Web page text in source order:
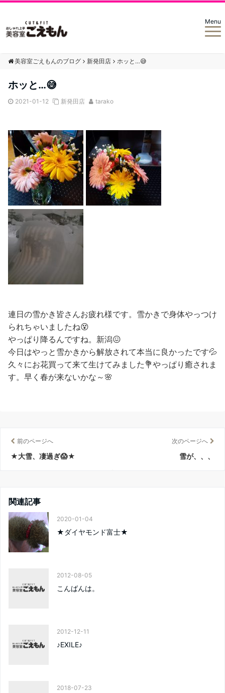
Menu
美容室ごえもんのブログ 新発田店 ホッと…😅
ホッと…😅
2021-01-12 新発田店 tarako
連日の雪かき皆さんお疲れ様です。雪かきで身体やっつけ
られちゃいましたね😵
やっぱり降るんですね。新潟😖
今日はやっと雪かきから解放されて本当に良かったです💦
久々にお花買って来て生けてみました💐やっぱり癒されま
す。早く春が来ないかな～🌸
前のページへ
★大雪、凄過ぎ😱★
次のページへ
雪が、、、
関連記事
2020-01-04
★ダイヤモンド富士★
2012-08-05
こんばんは。
2012-12-11
♪EXILE♪
2018-07-23